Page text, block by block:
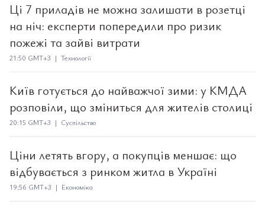
Ці 7 приладів не можна залишати в розетці
на ніч: експерти попередили про ризик
пожежі та зайві витрати
21:50 GMT+3 | Технології
Київ готується до найважчої зими: у КМДА
розповіли, що зміниться для жителів столиці
20:15 GMT+3 | Суспільство
Ціни летять вгору, а покупців меншає: що
відбувається з ринком житла в Україні
19:56 GMT+3 | Економіка